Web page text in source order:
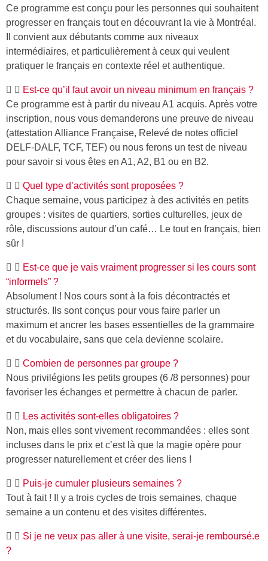
Ce programme est conçu pour les personnes qui souhaitent
progresser en français tout en découvrant la vie à Montréal.
Il convient aux débutants comme aux niveaux
intermédiaires, et particulièrement à ceux qui veulent
pratiquer le français en contexte réel et authentique.
Est-ce qu’il faut avoir un niveau minimum en français ?
Ce programme est à partir du niveau A1 acquis. Après votre
inscription, nous vous demanderons une preuve de niveau
(attestation Alliance Française, Relevé de notes officiel
DELF-DALF, TCF, TEF) ou nous ferons un test de niveau
pour savoir si vous êtes en A1, A2, B1 ou en B2.
Quel type d’activités sont proposées ?
Chaque semaine, vous participez à des activités en petits
groupes : visites de quartiers, sorties culturelles, jeux de
rôle, discussions autour d’un café… Le tout en français, bien
sûr !
Est-ce que je vais vraiment progresser si les cours sont
“informels” ?
Absolument ! Nos cours sont à la fois décontractés et
structurés. Ils sont conçus pour vous faire parler un
maximum et ancrer les bases essentielles de la grammaire
et du vocabulaire, sans que cela devienne scolaire.
Combien de personnes par groupe ?
Nous privilégions les petits groupes (6 /8 personnes) pour
favoriser les échanges et permettre à chacun de parler.
Les activités sont-elles obligatoires ?
Non, mais elles sont vivement recommandées : elles sont
incluses dans le prix et c’est là que la magie opère pour
progresser naturellement et créer des liens !
Puis-je cumuler plusieurs semaines ?
Tout à fait ! Il y a trois cycles de trois semaines, chaque
semaine a un contenu et des visites différentes.
Si je ne veux pas aller à une visite, serai-je remboursé.e
?